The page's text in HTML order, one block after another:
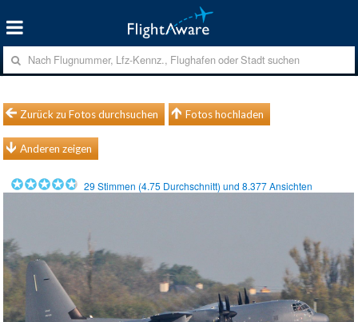
Zurück zu Fotos durchsuchen Fotos hochladen
Anderen zeigen
29 Stimmen (4.75 Durchschnitt) und8.377Ansichten